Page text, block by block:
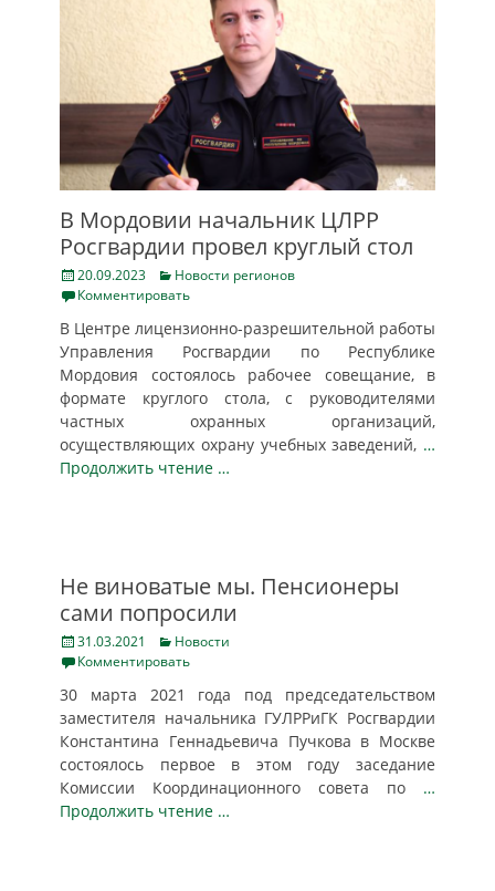
В Мордовии начальник ЦЛРР
Росгвардии провел круглый стол
Posted
on
20.09.2023 Categories
Новости регионов
Комментировать
В Центре лицензионно-разрешительной работы
Управления Росгвардии по Республике
Мордовия состоялось рабочее совещание, в
формате круглого стола, с руководителями
частных охранных организаций,
осуществляющих охрану учебных заведений, …
Продолжить чтение …
Не виноватые мы. Пенсионеры
сами попросили
Posted
on
31.03.2021 Categories
Новости
Комментировать
30 марта 2021 года под председательством
заместителя начальника ГУЛРРиГК Росгвардии
Константина Геннадьевича Пучкова в Москве
состоялось первое в этом году заседание
Комиссии Координационного совета по …
Продолжить чтение …